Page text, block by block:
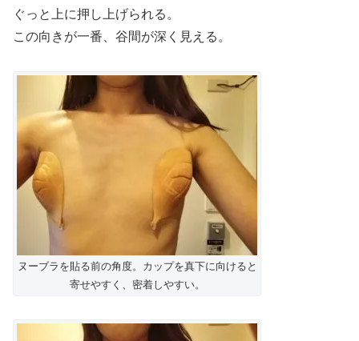
ぐっと上に押し上げられる。
この向きが一番、谷間が深く見える。
ヌーブラを貼る前の角度。カップを真下に向けると
寄せやすく、密着しやすい。